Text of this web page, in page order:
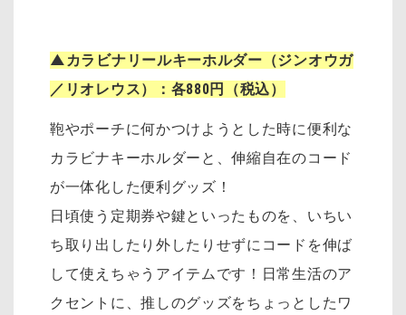
▲カラビナリールキーホルダー（ジンオウガ
／リオレウス）：各880円（税込）
鞄やポーチに何かつけようとした時に便利な
カラビナキーホルダーと、伸縮自在のコード
が一体化した便利グッズ！
日頃使う定期券や鍵といったものを、いちい
ち取り出したり外したりせずにコードを伸ば
して使えちゃうアイテムです！日常生活のア
クセントに、推しのグッズをちょっとしたワ